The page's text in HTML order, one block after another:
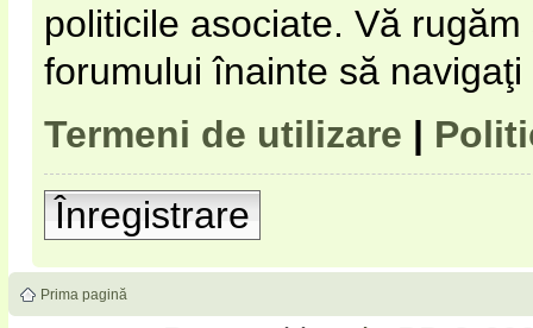
politicile asociate. Vă
forumului înainte să
Termeni de utilizare |
Înregistrare
Prima pagină